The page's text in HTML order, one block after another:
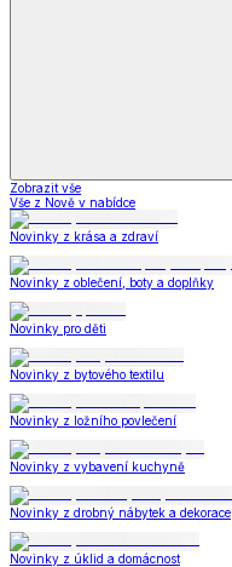
Zobrazit vše
Vše z Nově v nabídce
Novinky z krása a zdraví
Novinky z oblečení, boty a doplňky
Novinky pro děti
Novinky z bytového textilu
Novinky z ložního povlečení
Novinky z vybavení kuchyně
Novinky z drobný nábytek a dekorace
Novinky z úklid a domácnost